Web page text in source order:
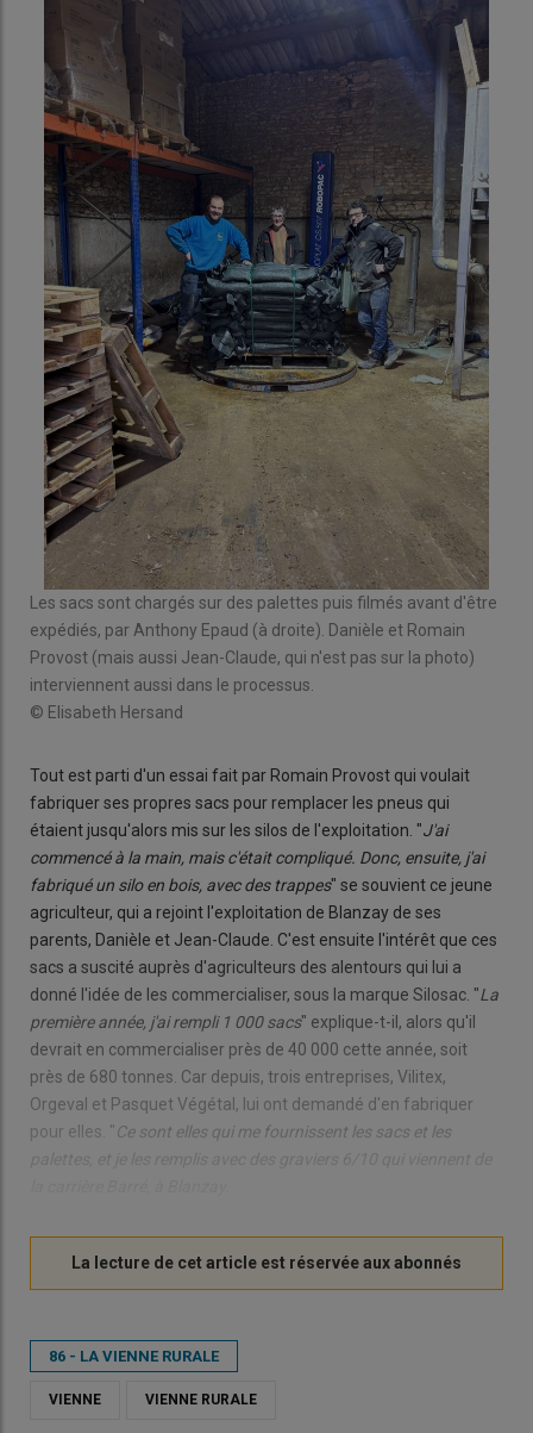
Les sacs sont chargés sur des palettes puis filmés avant d'être
expédiés, par Anthony Epaud (à droite). Danièle et Romain
Provost (mais aussi Jean-Claude, qui n'est pas sur la photo)
interviennent aussi dans le processus.
© Elisabeth Hersand
Tout est parti d'un essai fait par Romain Provost qui voulait
fabriquer ses propres sacs pour remplacer les pneus qui
étaient jusqu'alors mis sur les silos de l'exploitation. "J'ai
commencé à la main, mais c'était compliqué. Donc, ensuite, j'ai
fabriqué un silo en bois, avec des trappes" se souvient ce jeune
agriculteur, qui a rejoint l'exploitation de Blanzay de ses
parents, Danièle et Jean-Claude. C'est ensuite l'intérêt que ces
sacs a suscité auprès d'agriculteurs des alentours qui lui a
donné l'idée de les commercialiser, sous la marque Silosac. "La
première année, j'ai rempli 1 000 sacs" explique-t-il, alors qu'il
devrait en commercialiser près de 40 000 cette année, soit
près de 680 tonnes. Car depuis, trois entreprises, Vilitex,
Orgeval et Pasquet Végétal, lui ont demandé d'en fabriquer
pour elles. "Ce sont elles qui me fournissent les sacs et les
86 - LA VIENNE RURALE
VIENNE VIENNE RURALE